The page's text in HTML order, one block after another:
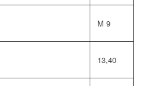
M 9
13,40